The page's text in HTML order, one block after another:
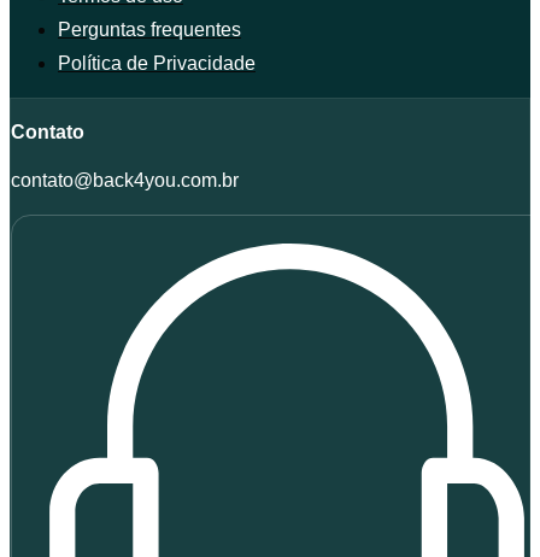
Perguntas frequentes
Política de Privacidade
Contato
contato@back4you.com.br